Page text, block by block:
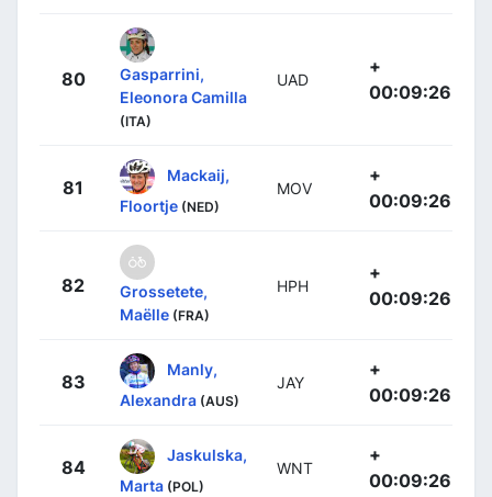
80
Gasparrini,
Eleonora Camilla
(ITA)
UAD
+
00:09:26
81
Mackaij,
Floortje (NED)
MOV
+
00:09:26
82
Grossetete,
Maëlle (FRA)
HPH
+
00:09:26
83
Manly,
Alexandra (AUS)
JAY
+
00:09:26
84
Jaskulska,
Marta (POL)
WNT
+
00:09:26